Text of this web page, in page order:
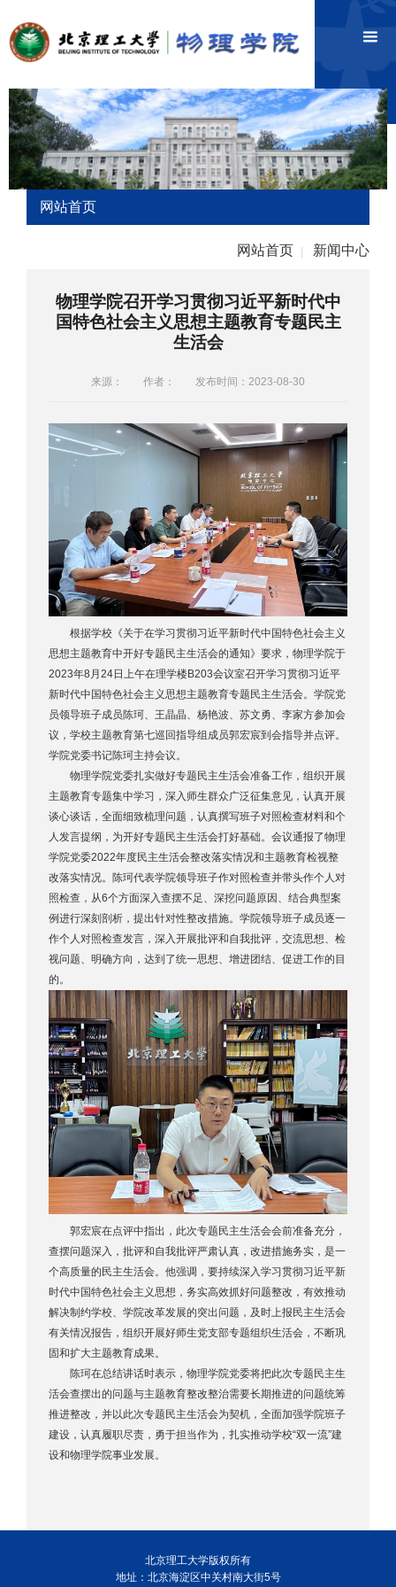
网站首页
网站首页 新闻中心
物理学院召开学习贯彻习近平新时代中
国特色社会主义思想主题教育专题民主
生活会
来源： 作者： 发布时间：2023-08-30
根据学校《关于在学习贯彻习近平新时代中国特色社会主义
思想主题教育中开好专题民主生活会的通知》要求，物理学院于
2023年8月24日上午在理学楼B203会议室召开学习贯彻习近平
新时代中国特色社会主义思想主题教育专题民主生活会。学院党
员领导班子成员陈珂、王晶晶、杨艳波、苏文勇、李家方参加会
议，学校主题教育第七巡回指导组成员郭宏宸到会指导并点评。
学院党委书记陈珂主持会议。
物理学院党委扎实做好专题民主生活会准备工作，组织开展
主题教育专题集中学习，深入师生群众广泛征集意见，认真开展
谈心谈话，全面细致梳理问题，认真撰写班子对照检查材料和个
人发言提纲，为开好专题民主生活会打好基础。会议通报了物理
学院党委2022年度民主生活会整改落实情况和主题教育检视整
改落实情况。陈珂代表学院领导班子作对照检查并带头作个人对
照检查，从6个方面深入查摆不足、深挖问题原因、结合典型案
例进行深刻剖析，提出针对性整改措施。学院领导班子成员逐一
作个人对照检查发言，深入开展批评和自我批评，交流思想、检
视问题、明确方向，达到了统一思想、增进团结、促进工作的目
的。
郭宏宸在点评中指出，此次专题民主生活会会前准备充分，
查摆问题深入，批评和自我批评严肃认真，改进措施务实，是一
个高质量的民主生活会。他强调，要持续深入学习贯彻习近平新
时代中国特色社会主义思想，务实高效抓好问题整改，有效推动
解决制约学校、学院改革发展的突出问题，及时上报民主生活会
有关情况报告，组织开展好师生党支部专题组织生活会，不断巩
固和扩大主题教育成果。
陈珂在总结讲话时表示，物理学院党委将把此次专题民主生
活会查摆出的问题与主题教育整改整治需要长期推进的问题统筹
推进整改，并以此次专题民主生活会为契机，全面加强学院班子
建设，认真履职尽责，勇于担当作为，扎实推动学校“双一流”建
设和物理学院事业发展。
北京理工大学版权所有
地址：北京海淀区中关村南大街5号